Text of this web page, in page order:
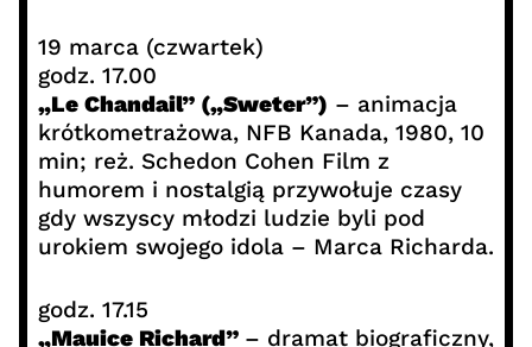
19 marca (czwartek)
godz. 17.00
„Le Chandail” („Sweter”) – animacja
krótkometrażowa, NFB Kanada, 1980, 10
min; reż. Schedon Cohen Film z
humorem i nostalgią przywołuje czasy
gdy wszyscy młodzi ludzie byli pod
urokiem swojego idola – Marca Richarda.
godz. 17.15
„Mauice Richard” – dramat biograficzny,